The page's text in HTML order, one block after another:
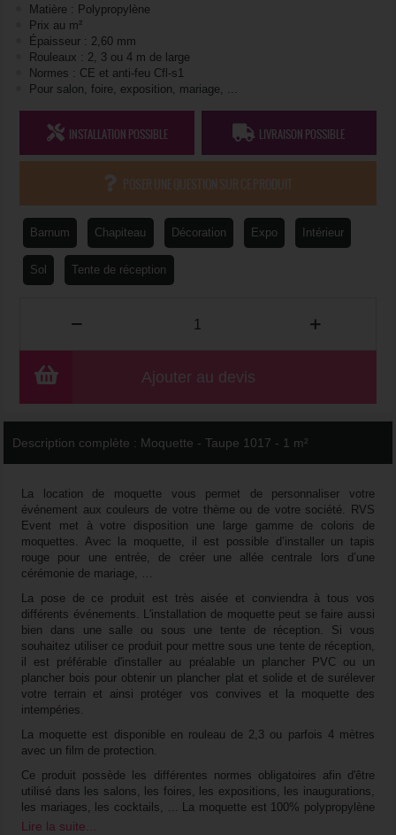
Matière : Polypropylène
Prix au m²
Épaisseur : 2,60 mm
Rouleaux : 2, 3 ou 4 m de large
Normes : CE et anti-feu Cfl-s1
Pour salon, foire, exposition, mariage, ...
INSTALLATION POSSIBLE LIVRAISON POSSIBLE
POSER UNE QUESTION SUR CE PRODUIT
Barnum Chapiteau Décoration Expo Intérieur
Sol Tente de réception
Ajouter au devis
Description complète : Moquette - Taupe 1017 - 1 m²
La location de moquette vous permet de personnaliser votre
événement aux couleurs de votre thème ou de votre société. RVS
Event met à votre disposition une large gamme de coloris de
moquettes. Avec la moquette, il est possible d’installer un tapis
rouge pour une entrée, de créer une allée centrale lors d’une
cérémonie de mariage, …
La pose de ce produit est très aisée et conviendra à tous vos
différents événements. L'installation de moquette peut se faire aussi
bien dans une salle ou sous une tente de réception. Si vous
souhaitez utiliser ce produit pour mettre sous une tente de réception,
il est préférable d'installer au préalable un plancher PVC ou un
plancher bois pour obtenir un plancher plat et solide et de surélever
votre terrain et ainsi protéger vos convives et la moquette des
intempéries.
La moquette est disponible en rouleau de 2,3 ou parfois 4 mètres
avec un film de protection.
Ce produit possède les différentes normes obligatoires afin d'être
utilisé dans les salons, les foires, les expositions, les inaugurations,
les mariages, les cocktails, ... La moquette est 100% polypropylène
avec un poids des fibres de 250 g / m² et elle possède un
Lire la suite...